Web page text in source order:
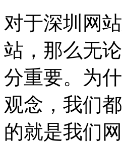
对于深圳网
站，那么无
分重要。为
观念，我们
的就是我们